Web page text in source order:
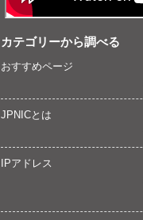
カテゴリーから調べる
おすすめページ
JPNICとは
IPアドレス